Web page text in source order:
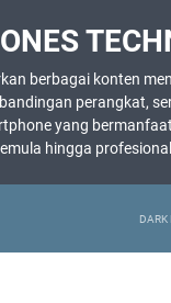
berbagai konten
perangkat,
yang
hingga